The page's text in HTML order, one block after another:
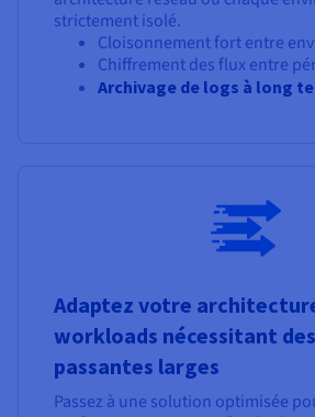
strictement isolé.
Cloisonnement fort entre
Chiffrement des flux entre
Archivage de logs à long
Adaptez votre
workloads nécessitant
passantes larges
Passez à une solution optimisée